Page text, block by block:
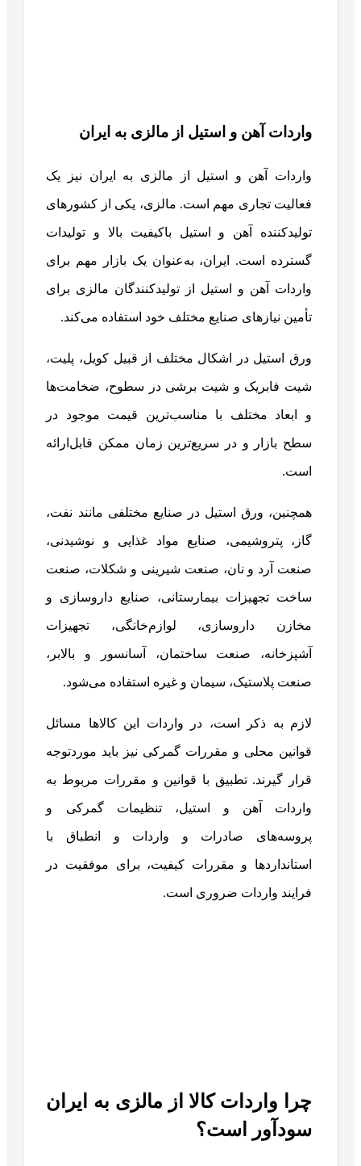
واردات آهن و استیل از مالزی به ایران
واردات آهن و استیل از مالزی به ایران نیز یک
فعالیت تجاری مهم است. مالزی، یکی از کشورهای
تولیدکننده آهن و استیل باکیفیت بالا و تولیدات
گسترده است. ایران، به‌عنوان یک بازار مهم برای
واردات آهن و استیل از تولیدکنندگان مالزی برای
تأمین نیازهای صنایع مختلف خود استفاده می‌کند.
ورق استیل در اشکال مختلف از قبیل کویل، پلیت،
شیت فابریک و شیت برشی در سطوح، ضخامت‌ها
و ابعاد مختلف با مناسب‌ترین قیمت موجود در
سطح بازار و در سریع‌ترین زمان ممکن قابل‌ارائه
است.
همچنین، ورق استیل در صنایع مختلفی مانند نفت،
گاز، پتروشیمی، صنایع مواد غذایی و نوشیدنی،
صنعت آرد و نان، صنعت شیرینی و شکلات، صنعت
ساخت تجهیزات بیمارستانی، صنایع داروسازی و
مخازن داروسازی، لوازم‌خانگی، تجهیزات
آشپزخانه، صنعت ساختمان، آسانسور و بالابر،
صنعت پلاستیک، سیمان و غیره استفاده می‌شود.
لازم به ذکر است، در واردات این کالاها مسائل
قوانین محلی و مقررات گمرکی نیز باید موردتوجه
قرار گیرند. تطبیق با قوانین و مقررات مربوط به
واردات آهن و استیل، تنظیمات گمرکی و
پروسه‌های صادرات و واردات و انطباق با
استانداردها و مقررات کیفیت، برای موفقیت در
فرایند واردات ضروری است.
چرا واردات کالا از مالزی به ایران
سودآور است؟